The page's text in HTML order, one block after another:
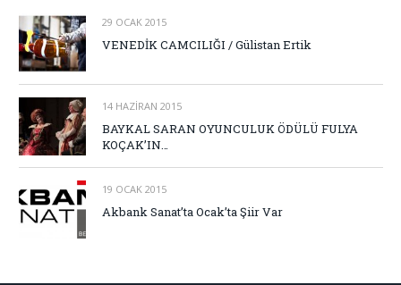
29 OCAK 2015
VENEDİK CAMCILIĞI / Gülistan Ertik
14 HAZIRAN 2015
BAYKAL SARAN OYUNCULUK ÖDÜLÜ FULYA
KOÇAK’IN…
19 OCAK 2015
Akbank Sanat’ta Ocak’ta Şiir Var